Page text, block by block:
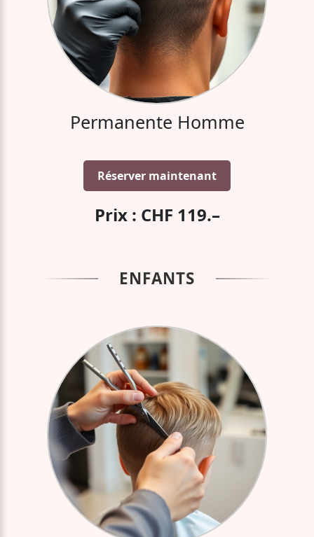
Permanente Homme
Réserver maintenant
Prix : CHF 119.–
ENFANTS